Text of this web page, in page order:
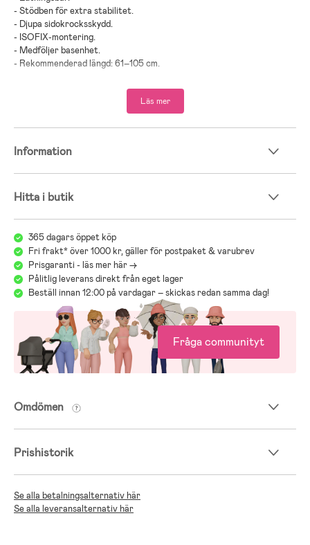
- Stödben för extra stabilitet.
- Djupa sidokrocksskydd.
- ISOFIX-montering.
- Medföljer basenhet.
- Rekommenderad längd: 61–105 cm.
- Rekommenderad ålder: Från 3 månader.
Hitta rätt bilbarnstol för ditt barn!
stolar, bakåtvända och framåtvända bilbarnstolar, samt råd om
korrekt installation med ISOFIX eller säkerhetsbälten. Vi förklarar
vikt- och längdrekommendationer, säkerhetsregler och hur man
använder resesystem på ett säkert sätt. Guiden ger dig all
information du behöver för att göra bilresan säker, smidig och bekväm
för både dig och ditt barn, oavsett ålder eller behov.
Gå till Jollyrooms guide om bilbarnstolar
Läs mer
Information
Hitta i butik
365 dagars öppet köp
Fri frakt* över 1000 kr, gäller för postpaket & varubrev
Prisgaranti - läs mer här ->
Pålitlig leverans direkt från eget lager
Beställ innan 12:00 på vardagar – skickas redan samma dag!
Fråga communityt
Omdömen
Prishistorik
Se alla betalningsalternativ här
Se alla leveransalternativ här